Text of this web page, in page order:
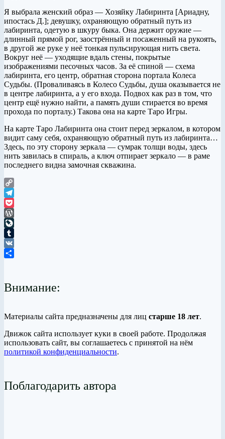
Я выбрала женский образ — Хозяйку Лабиринта [Ариадну,
ипостась Д.]; девушку, охраняющую обратный путь из
лабиринта, одетую в шкуру быка. Она держит оружие —
длинный прямой рог, заострённый и посаженный на рукоять,
в другой же руке у неё тонкая пульсирующая нить света.
Вокруг неё — уходящие вдаль стены, покрытые
изображениями песочных часов. За её спиной — схема
лабиринта, его центр, обратная сторона портала Колеса
Судьбы. (Проваливаясь в Колесо Судьбы, душа оказывается не
в центре лабиринта, а у его входа. Подвох как раз в том, что
центр ещё нужно найти, а память души стирается во время
прохода по порталу.) Такова она на карте Таро Игры.
На карте Таро Лабиринта она стоит перед зеркалом, в котором
видит саму себя, охраняющую обратный путь из лабиринта…
Здесь, по эту сторону зеркала — сумрак толщи воды, здесь
нить завилась в спираль, а ключ отпирает зеркало — в раме
последнего видна замочная скважина.
Copy
Link
Telegram
Pocket
WordPress
LiveJournal
Tumblr
VK
Внимание:
Материалы сайта предназначены для лиц старше 18 лет.
Движок сайта использует куки в своей работе. Продолжая
использовать сайт, вы соглашаетесь с принятой на нём
политикой конфиденциальности.
Поблагодарить автора